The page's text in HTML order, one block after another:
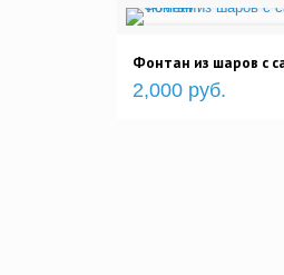
Фонтан из шаров с
2,000 руб.